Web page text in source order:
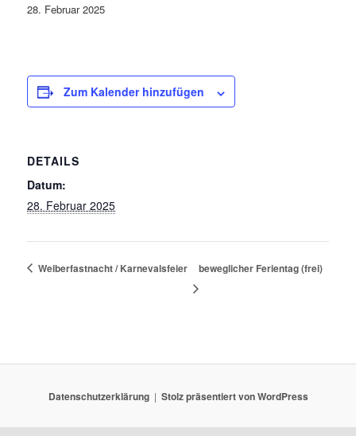
28. Februar 2025
Zum Kalender hinzufügen
DETAILS
Datum:
28. Februar 2025
Weiberfastnacht / Karnevalsfeier beweglicher Ferientag (frei)
Datenschutzerklärung Stolz präsentiert von WordPress